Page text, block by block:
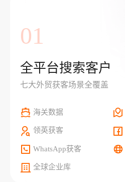
01
全平台搜索客户
七大外贸获客场景全覆盖
海关数据
领英获客
WhatsApp获客
全球企业库